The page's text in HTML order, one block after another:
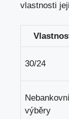
vlastnosti
30/24
výběry